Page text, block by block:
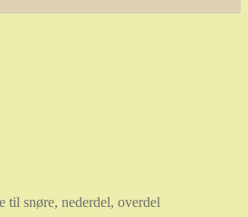
snøre, nederdel, overdel